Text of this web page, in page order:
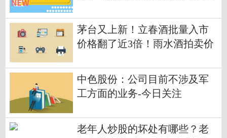
茅台又上新！立春酒批量入市
价格翻了近3倍！雨水酒拍卖价
中色股份：公司目前不涉及军
工方面的业务-今日关注
老年人炒股的坏处有哪些？老